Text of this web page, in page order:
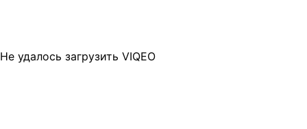
Не удалось загрузить VIQEO